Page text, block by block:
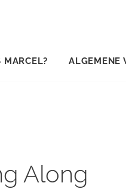
MARCEL? ALGEMENE
Along